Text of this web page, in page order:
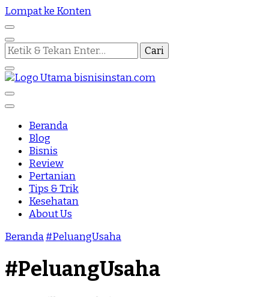
Lompat ke Konten
Mencari
Sesuatu?
Bisnis Instan
Beranda
Blog
Bisnis
Review
Pertanian
Tips & Trik
Kesehatan
About Us
Beranda#PeluangUsaha
#PeluangUsaha